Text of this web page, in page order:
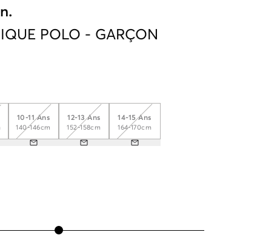
POLO - GARÇON
10-11 Ans
140-146cm
12-13 Ans
152-158cm
14-15 Ans
164-170cm